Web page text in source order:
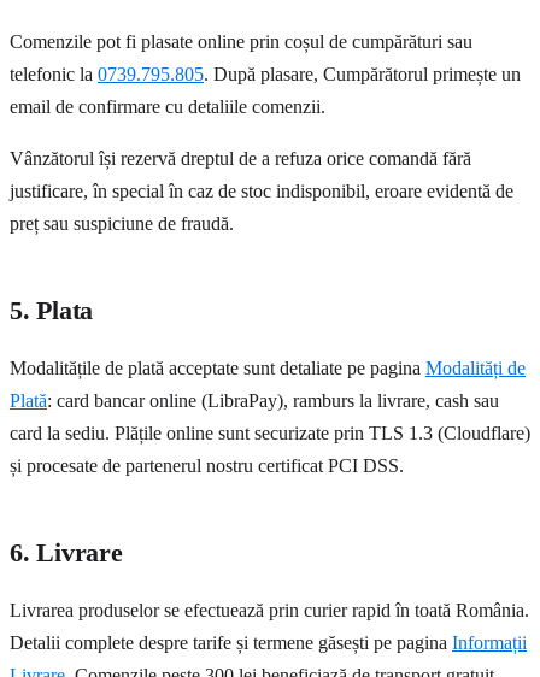
Comenzile pot fi plasate online prin coșul de cumpărături sau
telefonic la 0739.795.805. După plasare, Cumpărătorul primește un
email de confirmare cu detaliile comenzii.
Vânzătorul își rezervă dreptul de a refuza orice comandă fără
justificare, în special în caz de stoc indisponibil, eroare evidentă de
preț sau suspiciune de fraudă.
5. Plata
Modalitățile de plată acceptate sunt detaliate pe pagina Modalități de
Plată: card bancar online (LibraPay), ramburs la livrare, cash sau
card la sediu. Plățile online sunt securizate prin TLS 1.3 (Cloudflare)
și procesate de partenerul nostru certificat PCI DSS.
6. Livrare
Livrarea produselor se efectuează prin curier rapid în toată România.
Detalii complete despre tarife și termene găsești pe pagina Informații